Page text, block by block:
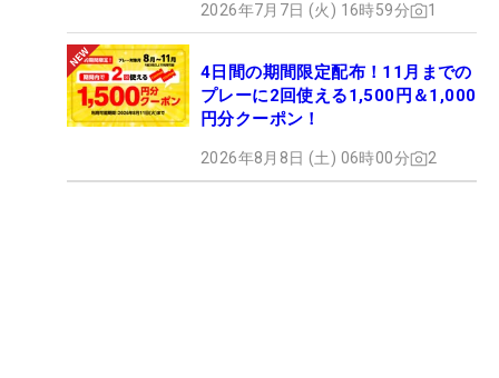
2026年7月7日 (火) 16時59分 1
4日間の期間限定配布！11月までの
プレーに2回使える1,500円＆1,000
円分クーポン！
2026年8月8日 (土) 06時00分 2